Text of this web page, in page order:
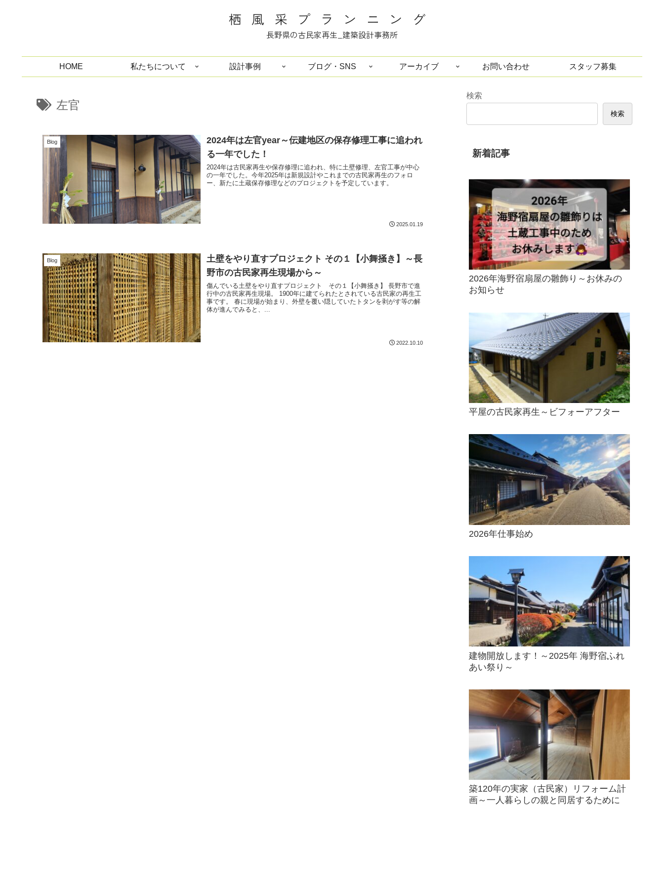
栖風采プランニング
長野県の古民家再生_建築設計事務所
HOME 私たちについて 設計事例 ブログ・SNS アーカイブ お問い合わせ スタッフ募集
左官
Blog
2024年は左官year～伝建地区の保存修理工事に追われ
る一年でした！
2024年は古民家再生や保存修理に追われ、特に土壁修理、左官工事が中心
の一年でした。今年2025年は新規設計やこれまでの古民家再生のフォロ
ー、新たに土蔵保存修理などのプロジェクトを予定しています。
2025.01.19
Blog
土壁をやり直すプロジェクト その１【小舞掻き】～長
野市の古民家再生現場から～
傷んでいる土壁をやり直すプロジェクト その１【小舞掻き】 長野市で進
行中の古民家再生現場。 1900年に建てられたとされている古民家の再生工
事です。 春に現場が始まり、外壁を覆い隠していたトタンを剥がす等の解
体が進んでみると、...
2022.10.10
検索
検索
新着記事
2026年海野宿扇屋の雛飾り～お休みの
お知らせ
平屋の古民家再生～ビフォーアフター
2026年仕事始め
建物開放します！～2025年 海野宿ふれ
あい祭り～
築120年の実家（古民家）リフォーム計
画～一人暮らしの親と同居するために